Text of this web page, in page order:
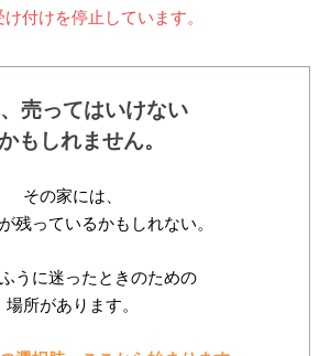
付けを停止しています。
売ってはいけない
もしれません。
その家には、
残っているかもしれない。
うに迷ったときのための
場所があります。